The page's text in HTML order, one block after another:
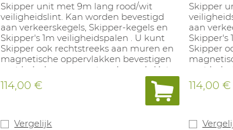
Skipper unit met 9m lang rood/wit
veiligheidslint. Kan worden bevestigd
aan verkeerskegels, Skipper-kegels en
Skipper's 1m veiligheidspalen . U kunt
Skipper ook rechtstreeks aan muren en
magnetische oppervlakken bevestigen
met behulp van een steunbeugel . Het
Skipper-assortiment bevat handige
accessoires zoals een bordhouder ,
robuust en betrouwbaar dankzij de
114,00 €
Vergelijk
Skipper
aan
Skipper's
Skipper
met
Skipper-
robuust
114,00 €